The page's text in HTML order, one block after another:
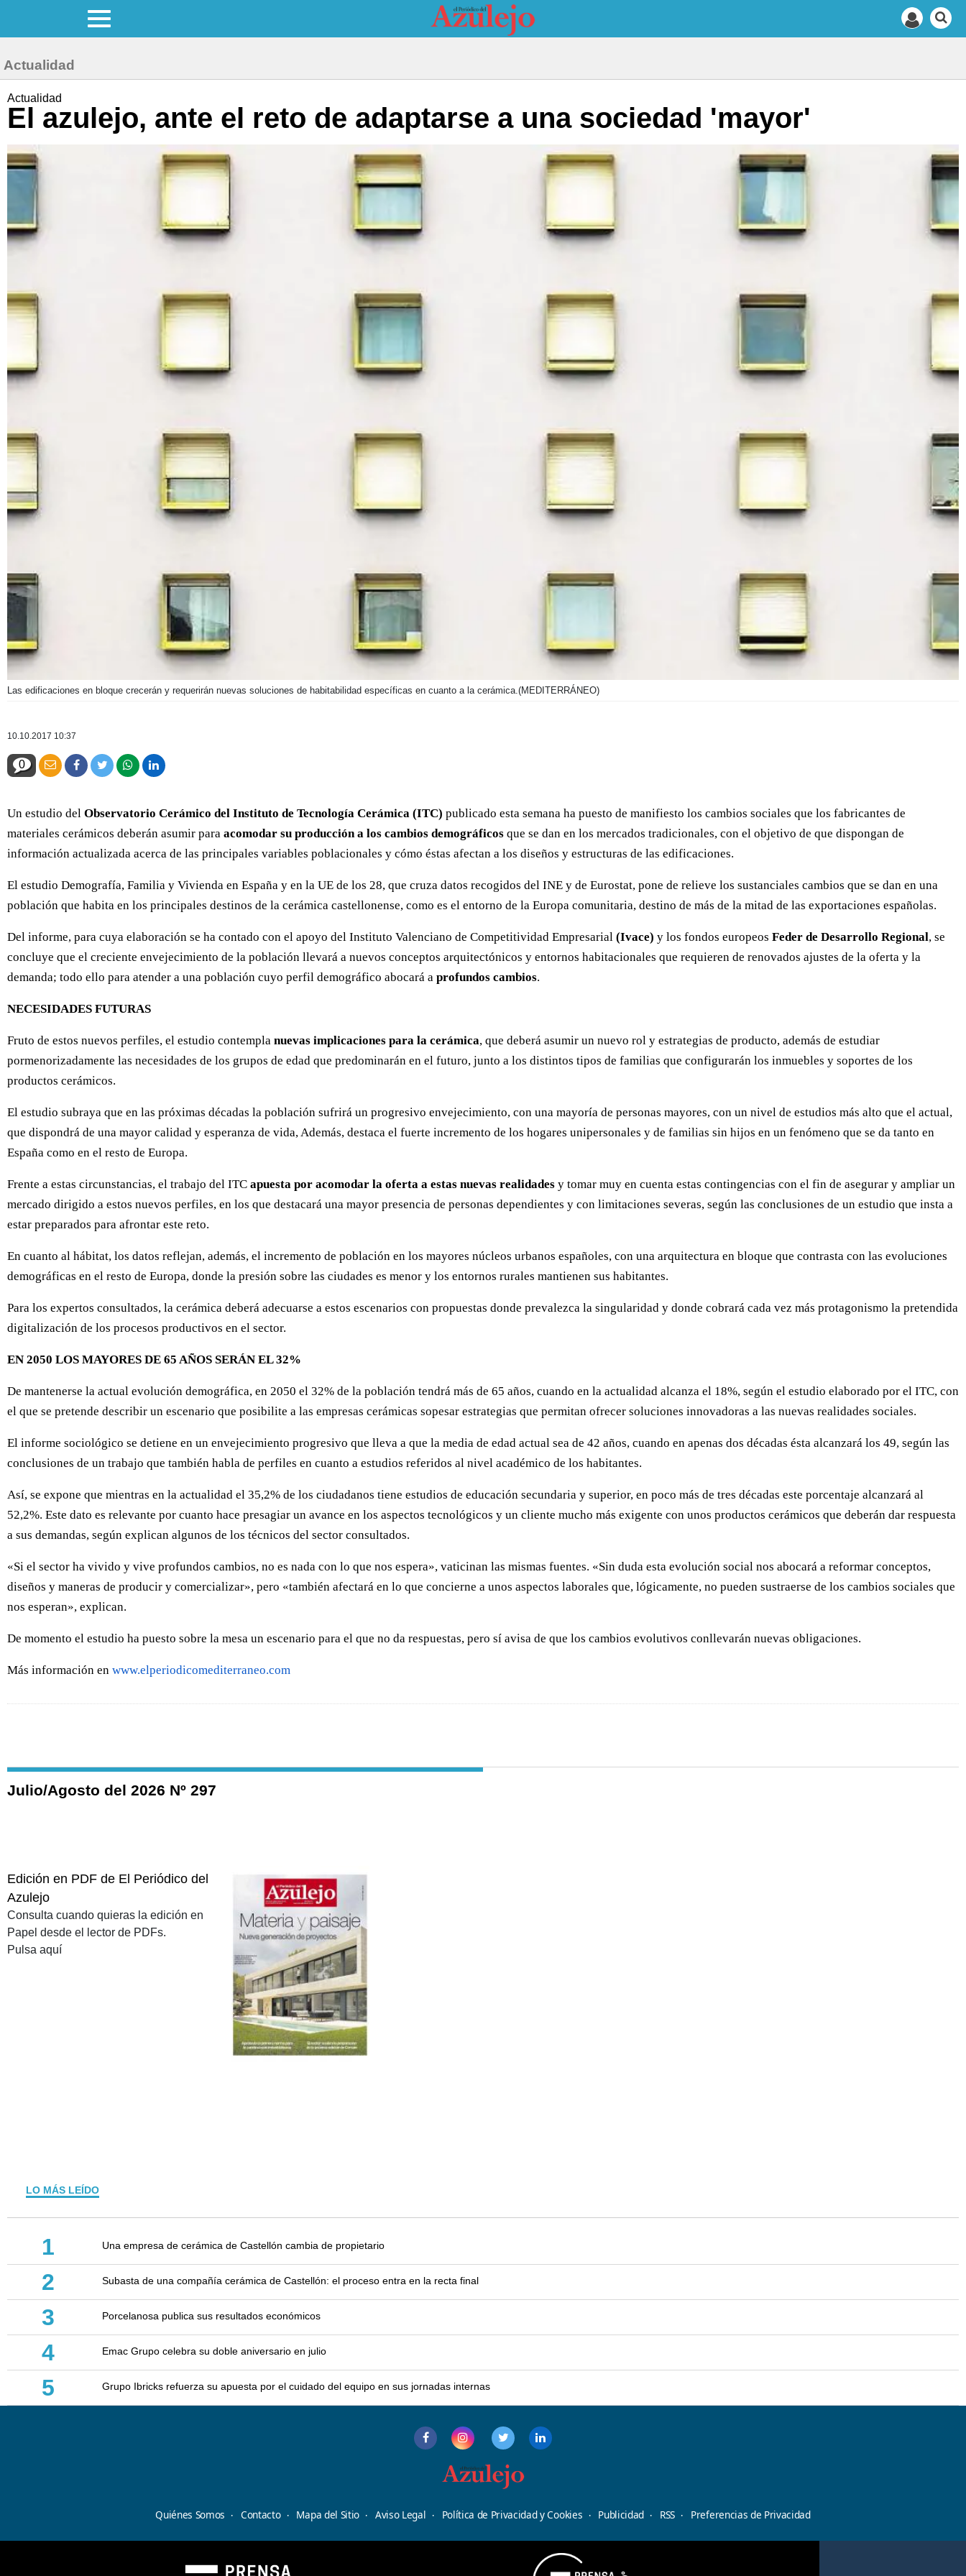
Actualidad
Actualidad
El azulejo, ante el reto de adaptarse a una sociedad 'mayor'
Las edificaciones en bloque crecerán y requerirán nuevas soluciones de habitabilidad específicas en cuanto a la cerámica.(MEDITERRÁNEO)
10.10.2017 10:37
0
Un estudio del Observatorio Cerámico del Instituto de Tecnología Cerámica (ITC) publicado esta semana ha puesto de manifiesto los cambios sociales que los fabricantes de
materiales cerámicos deberán asumir para acomodar su producción a los cambios demográficos que se dan en los mercados tradicionales, con el objetivo de que dispongan de
información actualizada acerca de las principales variables poblacionales y cómo éstas afectan a los diseños y estructuras de las edificaciones.
El estudio Demografía, Familia y Vivienda en España y en la UE de los 28, que cruza datos recogidos del INE y de Eurostat, pone de relieve los sustanciales cambios que se dan en una
población que habita en los principales destinos de la cerámica castellonense, como es el entorno de la Europa comunitaria, destino de más de la mitad de las exportaciones españolas.
Del informe, para cuya elaboración se ha contado con el apoyo del Instituto Valenciano de Competitividad Empresarial (Ivace) y los fondos europeos Feder de Desarrollo Regional, se
concluye que el creciente envejecimiento de la población llevará a nuevos conceptos arquitectónicos y entornos habitacionales que requieren de renovados ajustes de la oferta y la
demanda; todo ello para atender a una población cuyo perfil demográfico abocará a profundos cambios.
NECESIDADES FUTURAS
Fruto de estos nuevos perfiles, el estudio contempla nuevas implicaciones para la cerámica, que deberá asumir un nuevo rol y estrategias de producto, además de estudiar
pormenorizadamente las necesidades de los grupos de edad que predominarán en el futuro, junto a los distintos tipos de familias que configurarán los inmuebles y soportes de los
productos cerámicos.
El estudio subraya que en las próximas décadas la población sufrirá un progresivo envejecimiento, con una mayoría de personas mayores, con un nivel de estudios más alto que el actual,
que dispondrá de una mayor calidad y esperanza de vida, Además, destaca el fuerte incremento de los hogares unipersonales y de familias sin hijos en un fenómeno que se da tanto en
España como en el resto de Europa.
Frente a estas circunstancias, el trabajo del ITC apuesta por acomodar la oferta a estas nuevas realidades y tomar muy en cuenta estas contingencias con el fin de asegurar y ampliar un
mercado dirigido a estos nuevos perfiles, en los que destacará una mayor presencia de personas dependientes y con limitaciones severas, según las conclusiones de un estudio que insta a
estar preparados para afrontar este reto.
En cuanto al hábitat, los datos reflejan, además, el incremento de población en los mayores núcleos urbanos españoles, con una arquitectura en bloque que contrasta con las evoluciones
demográficas en el resto de Europa, donde la presión sobre las ciudades es menor y los entornos rurales mantienen sus habitantes.
Para los expertos consultados, la cerámica deberá adecuarse a estos escenarios con propuestas donde prevalezca la singularidad y donde cobrará cada vez más protagonismo la pretendida
digitalización de los procesos productivos en el sector.
EN 2050 LOS MAYORES DE 65 AÑOS SERÁN EL 32%
De mantenerse la actual evolución demográfica, en 2050 el 32% de la población tendrá más de 65 años, cuando en la actualidad alcanza el 18%, según el estudio elaborado por el ITC, con
el que se pretende describir un escenario que posibilite a las empresas cerámicas sopesar estrategias que permitan ofrecer soluciones innovadoras a las nuevas realidades sociales.
El informe sociológico se detiene en un envejecimiento progresivo que lleva a que la media de edad actual sea de 42 años, cuando en apenas dos décadas ésta alcanzará los 49, según las
conclusiones de un trabajo que también habla de perfiles en cuanto a estudios referidos al nivel académico de los habitantes.
Así, se expone que mientras en la actualidad el 35,2% de los ciudadanos tiene estudios de educación secundaria y superior, en poco más de tres décadas este porcentaje alcanzará al
52,2%. Este dato es relevante por cuanto hace presagiar un avance en los aspectos tecnológicos y un cliente mucho más exigente con unos productos cerámicos que deberán dar respuesta
a sus demandas, según explican algunos de los técnicos del sector consultados.
«Si el sector ha vivido y vive profundos cambios, no es nada con lo que nos espera», vaticinan las mismas fuentes. «Sin duda esta evolución social nos abocará a reformar conceptos,
diseños y maneras de producir y comercializar», pero «también afectará en lo que concierne a unos aspectos laborales que, lógicamente, no pueden sustraerse de los cambios sociales que
nos esperan», explican.
De momento el estudio ha puesto sobre la mesa un escenario para el que no da respuestas, pero sí avisa de que los cambios evolutivos conllevarán nuevas obligaciones.
Más información en www.elperiodicomediterraneo.com
Julio/Agosto del 2026 Nº 297
Edición en PDF de El Periódico del
Azulejo
Consulta cuando quieras la edición en
Papel desde el lector de PDFs.
Pulsa aquí
LO MÁS LEÍDO
1 Una empresa de cerámica de Castellón cambia de propietario
2 Subasta de una compañía cerámica de Castellón: el proceso entra en la recta final
3 Porcelanosa publica sus resultados económicos
4 Emac Grupo celebra su doble aniversario en julio
5 Grupo Ibricks refuerza su apuesta por el cuidado del equipo en sus jornadas internas
Quiénes Somos Contacto Mapa del Sitio Aviso Legal Política de Privacidad y Cookies Publicidad RSS Preferencias de Privacidad